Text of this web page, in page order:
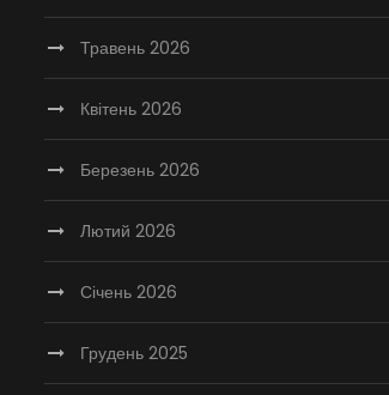
Травень 2026
Квітень 2026
Березень 2026
Лютий 2026
Січень 2026
Грудень 2025